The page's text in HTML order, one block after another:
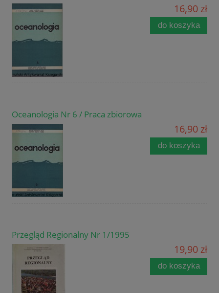
16,90 zł
do koszyka
Oceanologia Nr 6 / Praca zbiorowa
16,90 zł
do koszyka
Przegląd Regionalny Nr 1/1995
19,90 zł
do koszyka